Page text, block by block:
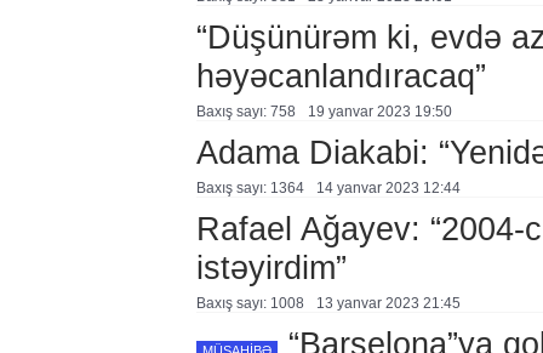
“Düşünürəm ki, evdə
həyəcanlandıracaq”
Baxış sayı: 758 19 yanvar 2023 19:50
Adama Diakabi:
Baxış sayı: 1364 14 yanvar 2023 12:44
Rafael Ağayev:
istəyirdim”
Baxış sayı: 1008 13 yanvar 2023 21:45
“Barselona”ya